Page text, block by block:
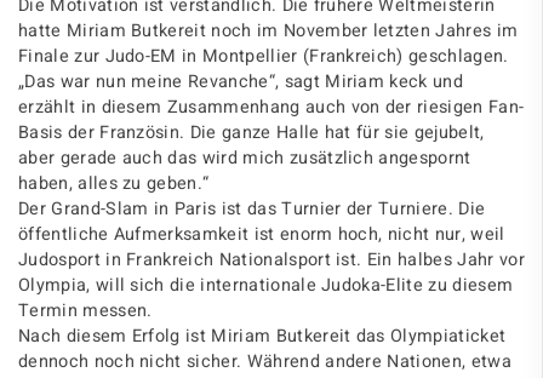
Die Motivation ist verständlich. Die frühere Weltmeisterin
hatte Miriam Butkereit noch im November letzten Jahres im
Finale zur Judo-EM in Montpellier (Frankreich) geschlagen.
„Das war nun meine Revanche“, sagt Miriam keck und
erzählt in diesem Zusammenhang auch von der riesigen Fan-
Basis der Französin. Die ganze Halle hat für sie gejubelt,
aber gerade auch das wird mich zusätzlich angespornt
haben, alles zu geben.“
Der Grand-Slam in Paris ist das Turnier der Turniere. Die
öffentliche Aufmerksamkeit ist enorm hoch, nicht nur, weil
Judosport in Frankreich Nationalsport ist. Ein halbes Jahr vor
Olympia, will sich die internationale Judoka-Elite zu diesem
Termin messen.
Nach diesem Erfolg ist Miriam Butkereit das Olympiaticket
dennoch noch nicht sicher. Während andere Nationen, etwa